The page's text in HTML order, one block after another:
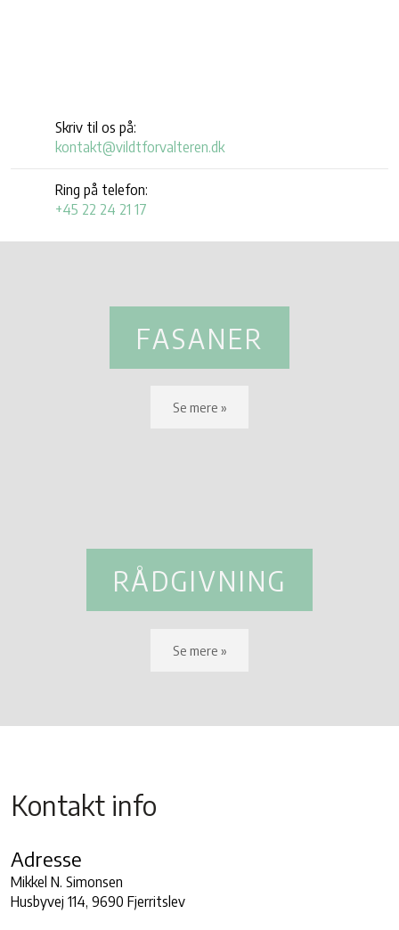
Skriv til os på:
kontakt@vildtforvalteren.dk
Ring på telefon:
+45 22 24 21 17
FASANER
Se mere »​
RÅDGIVNING
Se mere »​
Kontakt info​
Adresse
Mikkel N. Simonsen
Husbyvej 114, 9690 Fjerritslev